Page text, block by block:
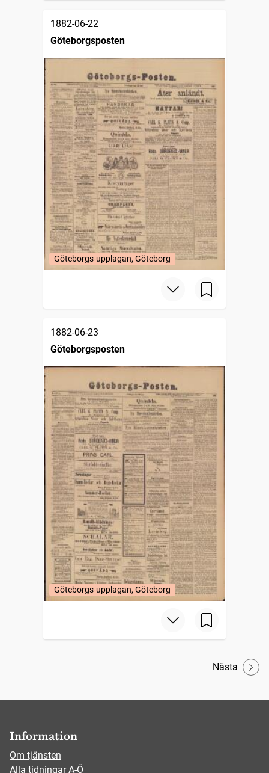
1882-06-22
Göteborgsposten
Göteborgs-upplagan, Göteborg
1882-06-23
Göteborgsposten
Göteborgs-upplagan, Göteborg
Nästa
Information
Om tjänsten
Alla tidningar A-Ö